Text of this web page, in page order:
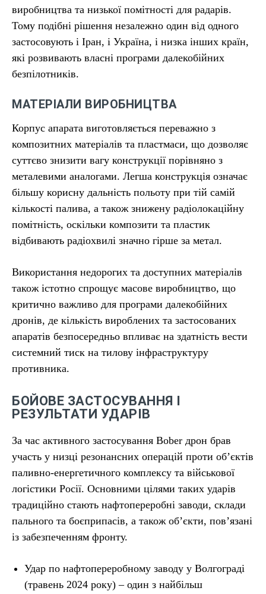
виробництва та низької помітності для радарів.
Тому подібні рішення незалежно один від одного
застосовують і Іран, і Україна, і низка інших країн,
які розвивають власні програми далекобійних
безпілотників.
МАТЕРІАЛИ ВИРОБНИЦТВА
Корпус апарата виготовляється переважно з
композитних матеріалів та пластмаси, що дозволяє
суттєво знизити вагу конструкції порівняно з
металевими аналогами. Легша конструкція означає
більшу корисну дальність польоту при тій самій
кількості палива, а також знижену радіолокаційну
помітність, оскільки композити та пластик
відбивають радіохвилі значно гірше за метал.
Використання недорогих та доступних матеріалів
також істотно спрощує масове виробництво, що
критично важливо для програми далекобійних
дронів, де кількість вироблених та застосованих
апаратів безпосередньо впливає на здатність вести
системний тиск на тилову інфраструктуру
противника.
БОЙОВЕ ЗАСТОСУВАННЯ І
РЕЗУЛЬТАТИ УДАРІВ
За час активного застосування Bober дрон брав
участь у низці резонансних операцій проти об’єктів
паливно-енергетичного комплексу та військової
логістики Росії. Основними цілями таких ударів
традиційно стають нафтопереробні заводи, склади
пального та боєприпасів, а також об’єкти, пов’язані
із забезпеченням фронту.
Удар по нафтопереробному заводу у Волгограді
(травень 2024 року) – один з найбільш